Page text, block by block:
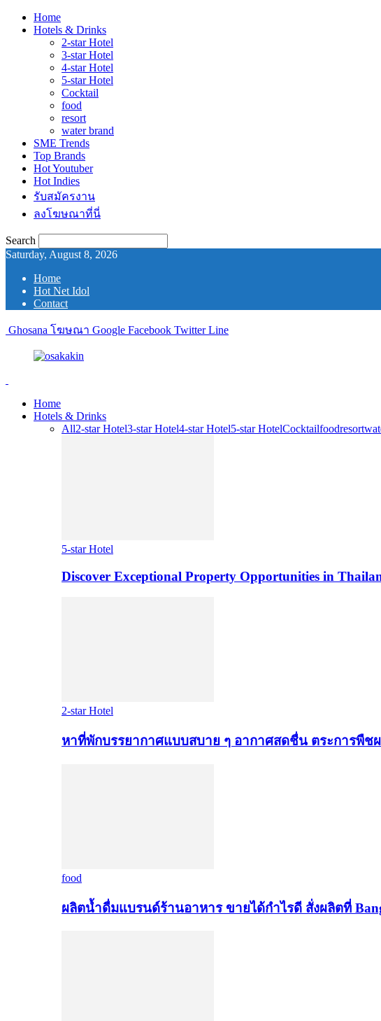
Home
Hotels & Drinks
2-star Hotel
3-star Hotel
4-star Hotel
5-star Hotel
Cocktail
food
resort
water brand
SME Trends
Top Brands
Hot Youtuber
Hot Indies
รับสมัครงาน
ลงโฆษณาที่นี่
Search
Saturday, August 8, 2026
Home
Hot Net Idol
Contact
Ghosana โฆษณา Google Facebook Twitter Line
Home
Hotels & Drinks
All2-star Hotel3-star Hotel4-star Hotel5-star HotelCocktailfoodresort
5-star Hotel
Discover Exceptional Property Opportunities in
2-star Hotel
หาที่พักบรรยากาศแบบสบาย ๆ อากาศสดชื่น ตระการพืช
food
ผลิตน้ำดื่มแบรนด์ร้านอาหาร ขายได้กำไรดี สั่งผลิตที่